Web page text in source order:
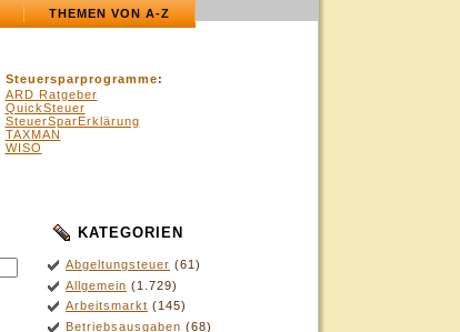
THEMEN VON A-Z
Steuersparprogramme:
ARD Ratgeber
QuickSteuer
SteuerSparErklärung
TAXMAN
WISO
KATEGORIEN
Abgeltungsteuer (61)
Allgemein (1.729)
Arbeitsmarkt (145)
Betriebsausgaben (68)